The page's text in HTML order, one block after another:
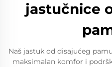
jastučnice
Naš jastuk od disajućeg
maksimalan komfor i